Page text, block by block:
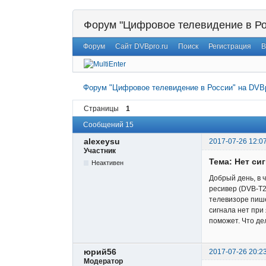
Форум "Цифровое телевидение в
Форум Сайт DVBpro.ru Поиск Регистрация
Форум "Цифровое телевидение в России" на
Страницы
1
Сообщений 15
alexeysu
2017-07-26
Участник
Неактивен Тема: Нет
Добрый день, в
ресивер (DVB-
телевизоре
сигнала нет
поможет. Что
юрий56
2017-07-26
Модератор